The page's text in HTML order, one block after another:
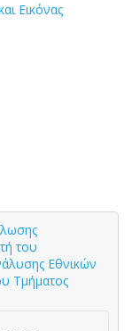
Εικόνας
του
Εθνικών
Τμήματος